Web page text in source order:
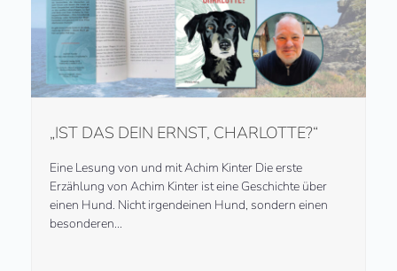
„IST DAS DEIN ERNST, CHARLOTTE?“
Eine Lesung von und mit Achim Kinter Die erste
Erzählung von Achim Kinter ist eine Geschichte über
einen Hund. Nicht irgendeinen Hund, sondern einen
besonderen…